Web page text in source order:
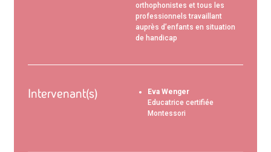
orthophonistes et tous les
professionnels travaillant
auprès d’enfants en situation
de handicap
Intervenant(s)
Eva Wenger
Educatrice certifiée
Montessori